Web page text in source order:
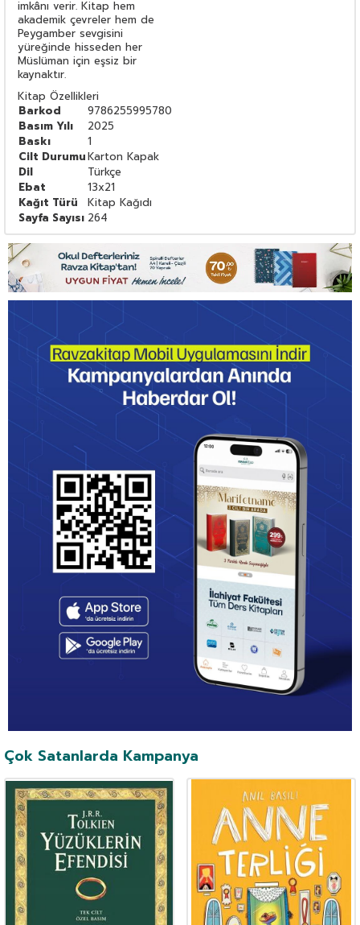
imkânı verir. Kitap hem
akademik çevreler hem de
Peygamber sevgisini
yüreğinde hisseden her
Müslüman için eşsiz bir
kaynaktır.
Kitap Özellikleri
Barkod
9786255995780
Basım Yılı
2025
Baskı
1
Cilt DurumuKarton Kapak
Dil
Türkçe
Ebat
13x21
Kağıt Türü
Kitap Kağıdı
Sayfa Sayısı 264
Çok Satanlarda Kampanya